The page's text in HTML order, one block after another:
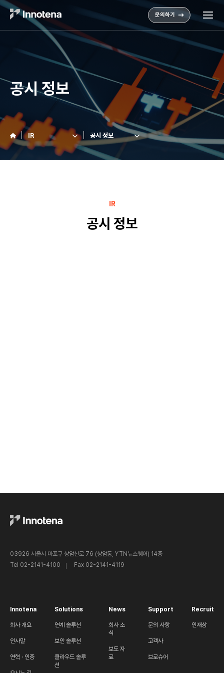
문의하기
공시 정보
IR 공시 정보
IR
공시 정보
03926 서울시 마포구 상암산로 76 (상암동, YTN뉴스퀘어) 14층
Tel 02-2141-4100
Fax 02-2141-4119
Innotena
회사 개요
인사말
연혁 · 인증
Solutions
연계 솔루션
보안 솔루션
클라우드 솔루
션
News
회사 소
식
보도 자
료
Support
문의 사항
고객사
브로슈어
Recruit
인재상